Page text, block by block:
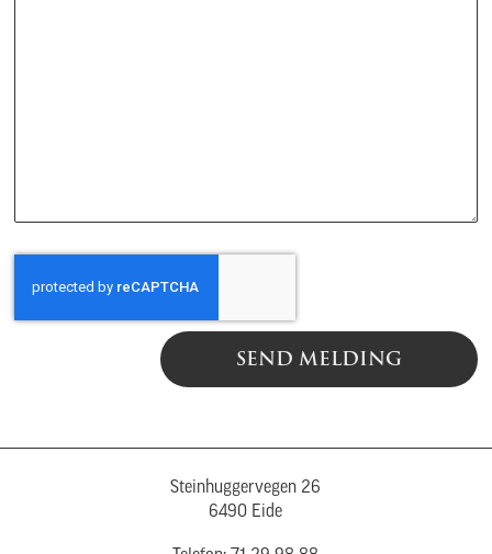
SEND MELDING
Steinhuggervegen 26
6490 Eide